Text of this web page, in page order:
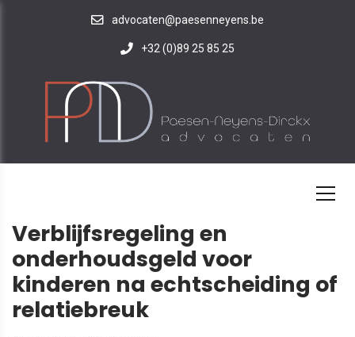
advocaten@paesenneyens.be
+32 (0)89 25 85 25
Verblijfsregeling en
onderhoudsgeld voor
kinderen na echtscheiding of
relatiebreuk